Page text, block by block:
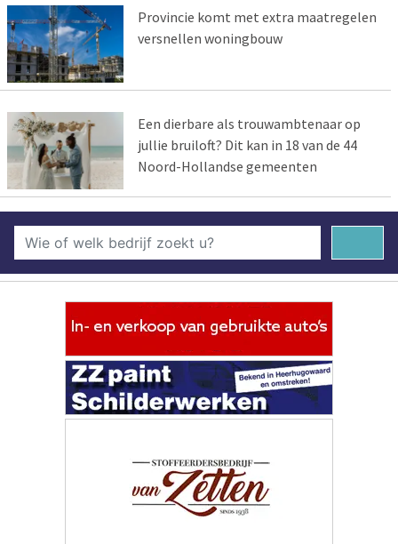
Provincie komt met extra maatregelen
versnellen woningbouw
Een dierbare als trouwambtenaar op
jullie bruiloft? Dit kan in 18 van de 44
Noord-Hollandse gemeenten